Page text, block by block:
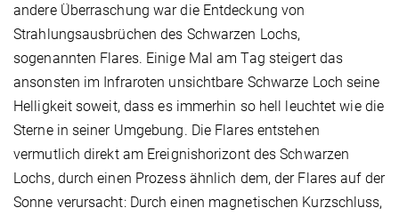
andere Überraschung war die Entdeckung von
Strahlungsausbrüchen des Schwarzen Lochs,
sogenannten Flares. Einige Mal am Tag steigert das
ansonsten im Infraroten unsichtbare Schwarze Loch seine
Helligkeit soweit, dass es immerhin so hell leuchtet wie die
Sterne in seiner Umgebung. Die Flares entstehen
vermutlich direkt am Ereignishorizont des Schwarzen
Lochs, durch einen Prozess ähnlich dem, der Flares auf der
Sonne verursacht: Durch einen magnetischen Kurzschluss,